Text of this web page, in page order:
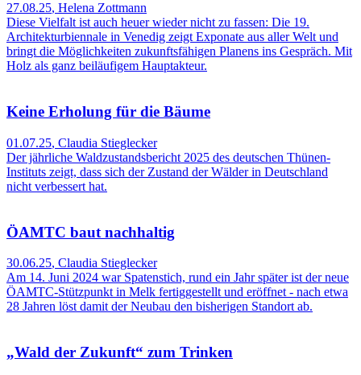
27.08.25, Helena Zottmann
Diese Vielfalt ist auch heuer wieder nicht zu fassen: Die 19.
Architekturbiennale in Venedig zeigt Exponate aus aller Welt und
bringt die Möglichkeiten zukunftsfähigen Planens ins Gespräch. Mit
Holz als ganz beiläufigem Hauptakteur.
Keine Erholung für die Bäume
01.07.25, Claudia Stieglecker
Der jährliche Waldzustandsbericht 2025 des deutschen Thünen-
Instituts zeigt, dass sich der Zustand der Wälder in Deutschland
nicht verbessert hat.
ÖAMTC baut nachhaltig
30.06.25, Claudia Stieglecker
Am 14. Juni 2024 war Spatenstich, rund ein Jahr später ist der neue
ÖAMTC-Stützpunkt in Melk fertiggestellt und eröffnet - nach etwa
28 Jahren löst damit der Neubau den bisherigen Standort ab.
„Wald der Zukunft“ zum Trinken